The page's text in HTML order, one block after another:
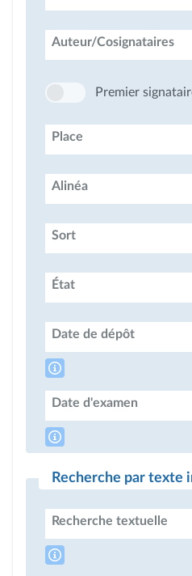
Auteur/Cosignataires
Premier
Place
Alinéa
Sort
État
Date de dépôt
Date d'examen
Recherche par texte
Recherche textuelle